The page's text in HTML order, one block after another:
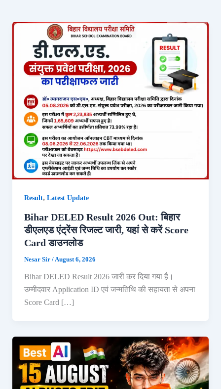
Result, Latest Update
Bihar DELED Result 2026 Out: बिहार
डीएलएड एंट्रेंस रिजल्ट जारी, यहां से करें Score
Card डाउनलोड
Nesar Sir /August 6, 2026
Bihar DELED Result 2026 जारी कर दिया गया है।
उम्मीदवार Application ID एवं जन्मतिथि की सहायता से अपना
Score Card […]